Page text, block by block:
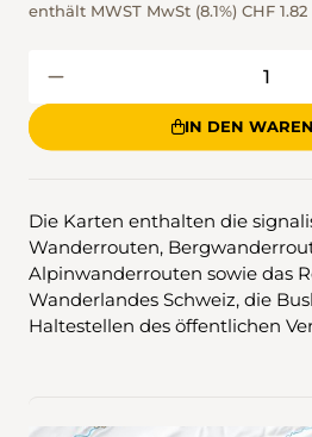
enthält MWST MwSt (8.1%) CHF 1.82
IN DEN
Die Karten enthalten die
Wanderrouten,
Alpinwanderrouten sowie das
Wanderlandes Schweiz, die
Haltestellen des öffentlichen